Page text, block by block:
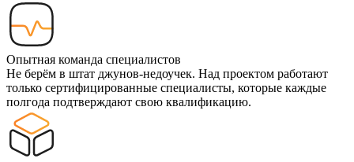
Опытная команда специалистов
Не берём в штат джунов-недоучек. Над проектом работают
только сертифицированные специалисты, которые каждые
полгода подтверждают свою квалификацию.